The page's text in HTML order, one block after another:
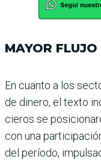
MAYOR FLUJO
En cuanto a los
de dinero, el texto
cieros se
con una
del período,